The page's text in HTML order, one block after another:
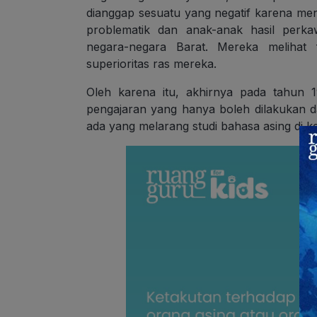
dianggap sesuatu yang negatif karena
problematik dan anak-anak hasil
negara-negara Barat. Mereka
superioritas ras mereka.
Oleh karena itu, akhirnya pada tahun
pengajaran yang hanya boleh dilakukan
ada yang melarang studi bahasa asing di